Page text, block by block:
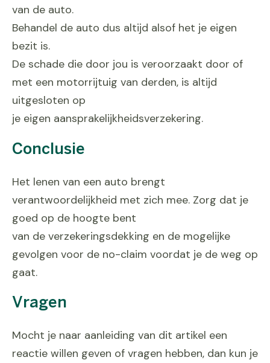
van de auto.
Behandel de auto dus altijd alsof het je eigen
bezit is.
De schade die door jou is veroorzaakt door of
met een motorrijtuig van derden, is altijd
uitgesloten op
je eigen aansprakelijkheidsverzekering.
Conclusie
Het lenen van een auto brengt
verantwoordelijkheid met zich mee. Zorg dat je
goed op de hoogte bent
van de verzekeringsdekking en de mogelijke
gevolgen voor de no-claim voordat je de weg op
gaat.
Vragen
Mocht je naar aanleiding van dit artikel een
reactie willen geven of vragen hebben, dan kun je